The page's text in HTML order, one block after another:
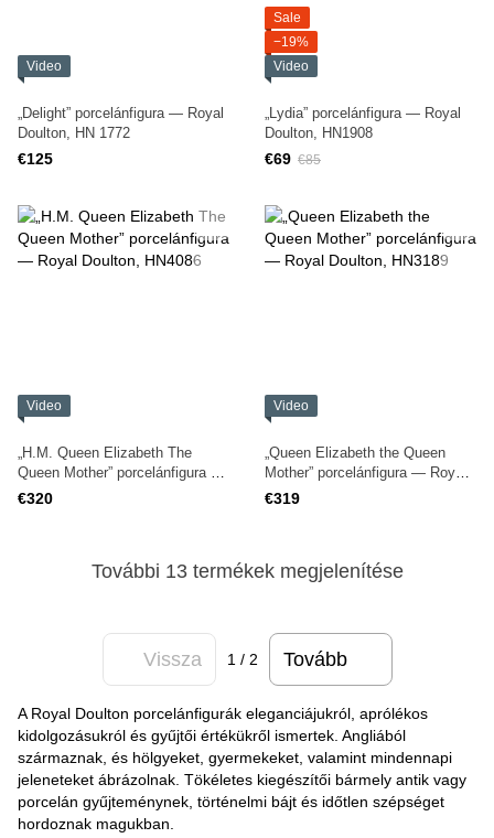
Video
„Delight” porcelánfigura — Royal
Doulton, HN 1772
€125
Sale
−19%
Video
„Lydia” porcelánfigura — Royal
Doulton, HN1908
€69 €85
Video
„H.M. Queen Elizabeth The
Queen Mother” porcelánfigura —
Royal Doulton, HN4086
€320
Video
„Queen Elizabeth the Queen
Mother” porcelánfigura — Royal
Doulton, HN3189
€319
További 13 termékek megjelenítése
Vissza 1 / 2 Tovább
A Royal Doulton porcelánfigurák eleganciájukról, aprólékos
kidolgozásukról és gyűjtői értékükről ismertek. Angliából
származnak, és hölgyeket, gyermekeket, valamint mindennapi
jeleneteket ábrázolnak. Tökéletes kiegészítői bármely antik vagy
porcelán gyűjteménynek, történelmi bájt és időtlen szépséget
hordoznak magukban.